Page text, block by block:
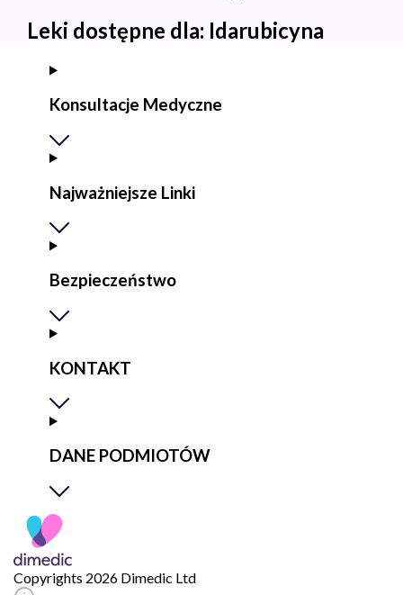
Leki dostępne dla: Idarubicyna
Konsultacje Medyczne
Najważniejsze Linki
Bezpieczeństwo
KONTAKT
DANE PODMIOTÓW
Copyrights 2026 Dimedic Ltd